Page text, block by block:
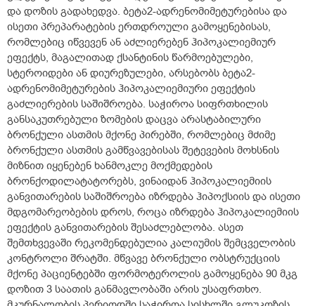
და დოზის გადახედვა. ბეტა2-ადრენომიმეტურებისა და
ისეთი პრეპარატების ერთდროული გამოყენებისას,
რომლებიც იწვევენ ან აძლიერებენ ჰიპოკალიემიურ
ეფექტს, მაგალითად ქსანტინის წარმოებულები,
სტეროიდები ან დიურეზულები, არსებობს ბეტა2-
ადრენომიმეტურების ჰიპოკალიემიური ეფექტის
გაძლიერების საშიშროება. საჭიროა სიფრთხილის
განსაკუთრებული ზომების დაცვა არასტაბილური
ბრონქული ასთმის მქონე პირებში, რომლებიც მძიმე
ბრონქული ასთმის გამწვავებისას შეტევების მოხსნის
მიზნით იყენებენ ხანმოკლე მოქმედების
ბრონქოდილატატორებს, ვინაიდან ჰიპოკალიემიის
განვითარების საშიშროება იზრდება ჰიპოქსიის და ისეთი
მდგომარეობების დროს, როცა იზრდება ჰიპოკალიემიის
ეფექტის განვითარების შესაძლებლობა. ასეთ
შემთხვევაში რეკომენდებულია კალიუმის შემცველობის
კონტროლი შრატში. მწვავე ბრონქული ობსტრუქციის
მქონე პაციენტებში ფორმოტეროლის გამოყენება 90 მკგ
დოზით 3 საათის განმავლობაში არის უსაფრთხო.